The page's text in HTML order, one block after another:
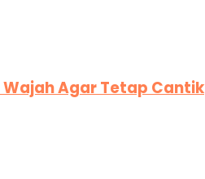
Agar Tetap Cantik